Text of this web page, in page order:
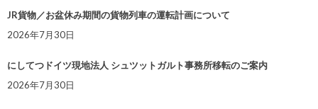
JR貨物／お盆休み期間の貨物列車の運転計画について
2026年7月30日
にしてつドイツ現地法人 シュツットガルト事務所移転のご案内
2026年7月30日